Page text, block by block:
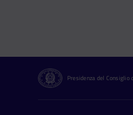
Presidenza del